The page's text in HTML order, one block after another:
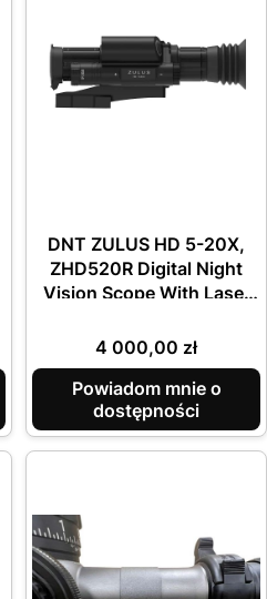
DNT ZULUS HD 5-20X,
ZHD520R Digital Night
Vision Scope With Laser
Calculator
Cena
4 000,00 zł
Powiadom mnie o
dostępności